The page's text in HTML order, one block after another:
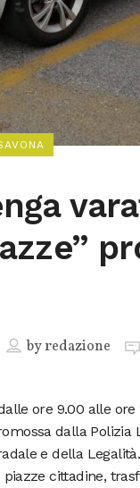
byredazione
ore 9.00 alle
dalla
e della
cittadine,